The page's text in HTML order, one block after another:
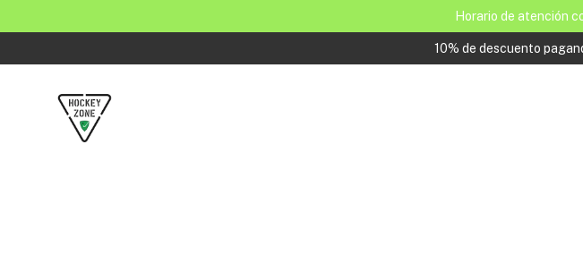
Horario de atención
10% de descuento